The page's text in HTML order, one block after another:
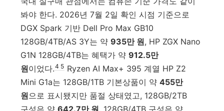
봐야 한다. 2026년 7월 2일 확인 시점 기준으로
DGX Spark 기반 Dell Pro Max GB10
128GB/4TB/AS 3Y는 약935만 원, HP ZGX Nano
G1N 128GB/4TB는 혜택가 약912.5만
원이었다.4 5 Ryzen AI Max+ 395 계열 HP Z2
Mini G1a는 128GB/1TB 기본상품이 약455만
원으로 표시됐지만 품절 상태였고, 128GB/2TB
구성은 약642.7만 원, 128GB/4TB 구성은 약